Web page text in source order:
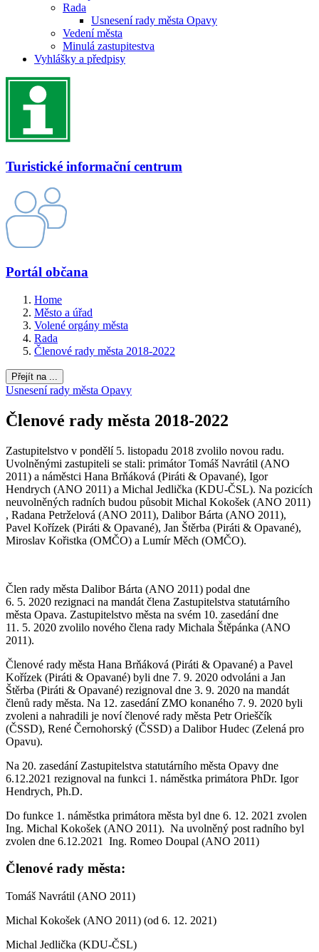
Rada
Usnesení rady města Opavy
Vedení města
Minulá zastupitestva
Vyhlášky a předpisy
Turistické informační centrum
Portál občana
Home
Město a úřad
Volené orgány města
Rada
Členové rady města 2018-2022
Přejít na ...
Usnesení rady města Opavy
Členové rady města 2018-2022
Zastupitelstvo v pondělí 5. listopadu 2018 zvolilo novou radu.
Uvolněnými zastupiteli se stali: primátor Tomáš Navrátil (ANO
2011) a náměstci Hana Brňáková (Piráti & Opavané), Igor
Hendrych (ANO 2011) a Michal Jedlička (KDU-ČSL). Na pozicích
neuvolněných radních budou působit Michal Kokošek (ANO 2011)
, Radana Petrželová (ANO 2011), Dalibor Bárta (ANO 2011),
Pavel Kořízek (Piráti & Opavané), Jan Štěrba (Piráti & Opavané),
Miroslav Kořistka (OMČO) a Lumír Měch (OMČO).
Člen rady města Dalibor Bárta (ANO 2011) podal dne
6. 5. 2020 rezignaci na mandát člena Zastupitelstva statutárního
města Opava. Zastupitelstvo města na svém 10. zasedání dne
11. 5. 2020 zvolilo nového člena rady Michala Štěpánka (ANO
2011).
Členové rady města Hana Brňáková (Piráti & Opavané) a Pavel
Kořízek (Piráti & Opavané) byli dne 7. 9. 2020 odvoláni a Jan
Štěrba (Piráti & Opavané) rezignoval dne 3. 9. 2020 na mandát
členů rady města. Na 12. zasedání ZMO konaného 7. 9. 2020 byli
zvoleni a nahradili je noví členové rady města Petr Orieščík
(ČSSD), René Černohorský (ČSSD) a Dalibor Hudec (Zelená pro
Opavu).
Na 20. zasedání Zastupitelstva statutárního města Opavy dne
6.12.2021 rezignoval na funkci 1. náměstka primátora PhDr. Igor
Hendrych, Ph.D.
Do funkce 1. náměstka primátora města byl dne 6. 12. 2021 zvolen
Ing. Michal Kokošek (ANO 2011). Na uvolněný post radního byl
zvolen dne 6.12.2021 Ing. Romeo Doupal (ANO 2011)
Členové rady města:
Tomáš Navrátil (ANO 2011)
Michal Kokošek (ANO 2011) (od 6. 12. 2021)
Michal Jedlička (KDU-ČSL)